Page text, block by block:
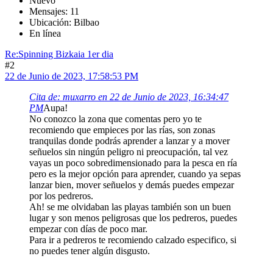
Mensajes: 11
Ubicación: Bilbao
En línea
Re:Spinning Bizkaia 1er dia
#2
22 de Junio de 2023, 17:58:53 PM
Cita de: muxarro en 22 de Junio de 2023, 16:34:47
PMAupa!
No conozco la zona que comentas pero yo te
recomiendo que empieces por las rías, son zonas
tranquilas donde podrás aprender a lanzar y a mover
señuelos sin ningún peligro ni preocupación, tal vez
vayas un poco sobredimensionado para la pesca en ría
pero es la mejor opción para aprender, cuando ya sepas
lanzar bien, mover señuelos y demás puedes empezar
por los pedreros.
Ah! se me olvidaban las playas también son un buen
lugar y son menos peligrosas que los pedreros, puedes
empezar con días de poco mar.
Para ir a pedreros te recomiendo calzado especifico, si
no puedes tener algún disgusto.